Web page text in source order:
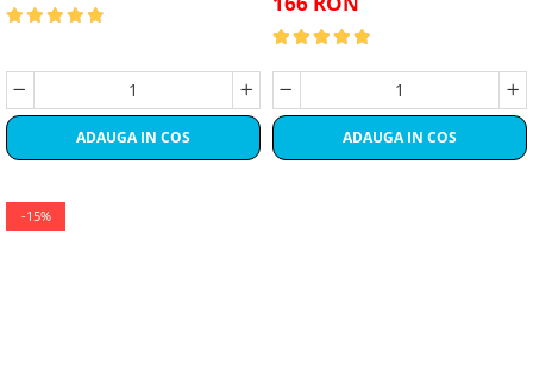
ADAUGA IN COS ADAUGA IN COS
-15%